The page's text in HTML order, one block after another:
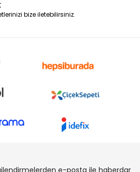
bize iletebilirsiniz.
e-posta ile haberdar